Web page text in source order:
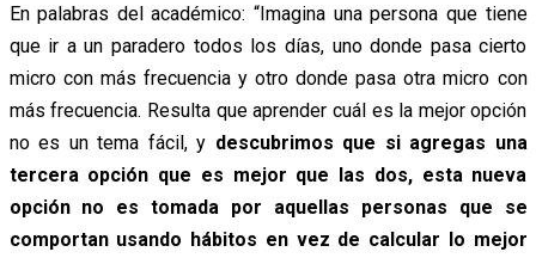
En palabras del académico: “Imagina una persona que tiene
que ir a un paradero todos los días, uno donde pasa cierto
micro con más frecuencia y otro donde pasa otra micro con
más frecuencia. Resulta que aprender cuál es la mejor opción
no es un tema fácil, y descubrimos que si agregas una
tercera opción que es mejor que las dos, esta nueva
opción no es tomada por aquellas personas que se
comportan usando hábitos en vez de calcular lo mejor